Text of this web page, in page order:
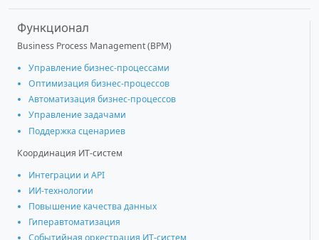
Функционал
Business Process Management (BPM)
Управление бизнес-процессами
Оптимизация бизнес-процессов
Автоматизация бизнес-процессов
Управление задачами
Поддержка сценариев
Координация ИТ-систем
Интеграции и АРІ
ИИ-технологии
Повышение качества данных
Гиперавтоматизация